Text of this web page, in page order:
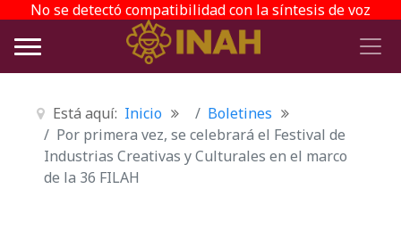
No se detectó compatibilidad con la síntesis de voz
Está aquí: Inicio
Boletines
Por primera vez, se celebrará el Festival de
Industrias Creativas y Culturales en el marco
de la 36 FILAH